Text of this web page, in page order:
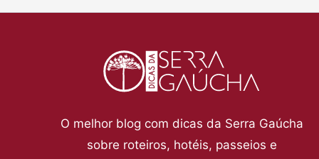
O melhor blog com dicas da Serra Gaúcha
sobre roteiros, hotéis, passeios e